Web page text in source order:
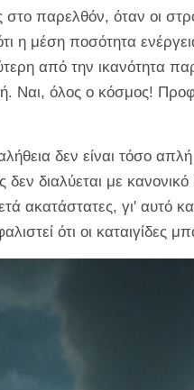
παρελθόν, όταν οι
η μέση ποσότητα
από την ικανότητα
Ναι, όλος ο κόσμος!
δεν είναι τόσο
διαλύεται με
ακατάστατες, γι'
ότι οι καταιγίδες